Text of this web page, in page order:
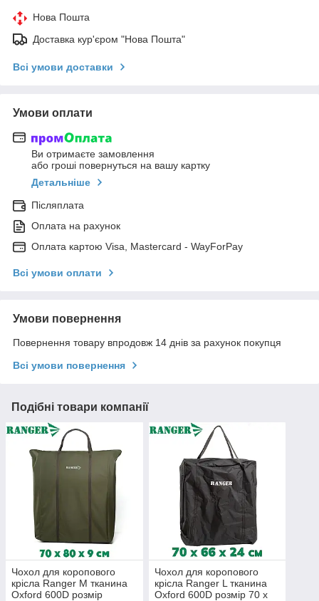
Нова Пошта
Доставка кур'єром "Нова Пошта"
Всі умови доставки
Умови оплати
Ви отримаєте замовлення
або гроші повернуться на вашу картку
Детальніше
Післяплата
Оплата на рахунок
Оплата картою Visa, Mastercard - WayForPay
Всі умови оплати
Умови повернення
Повернення товару впродовж 14 днів за рахунок покупця
Всі умови повернення
Подібні товари компанії
Чохол для коропового
крісла Ranger M тканина
Oxford 600D розмір
Чохол для коропового
крісла Ranger L тканина
Oxford 600D розмір 70 х